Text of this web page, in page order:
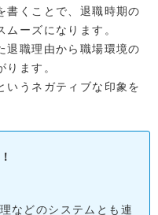
書くことで、退職時期の
ーズになります。
退職理由から職場環境の
ます。
いうネガティブな印象を
などのシステムとも連